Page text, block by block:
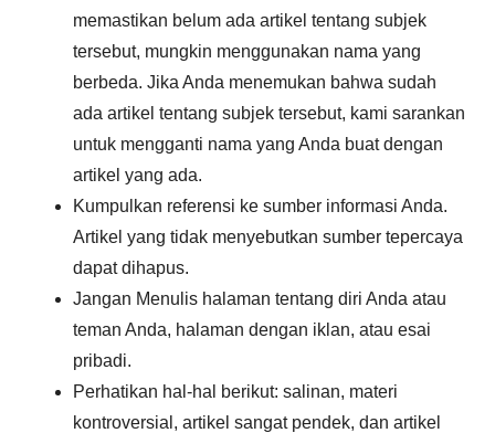
memastikan belum ada artikel tentang subjek
tersebut, mungkin menggunakan nama yang
berbeda. Jika Anda menemukan bahwa sudah
ada artikel tentang subjek tersebut, kami sarankan
untuk mengganti nama yang Anda buat dengan
artikel yang ada.
Kumpulkan referensi ke sumber informasi Anda.
Artikel yang tidak menyebutkan sumber tepercaya
dapat dihapus.
Jangan Menulis halaman tentang diri Anda atau
teman Anda, halaman dengan iklan, atau esai
pribadi.
Perhatikan hal-hal berikut: salinan, materi
kontroversial, artikel sangat pendek, dan artikel